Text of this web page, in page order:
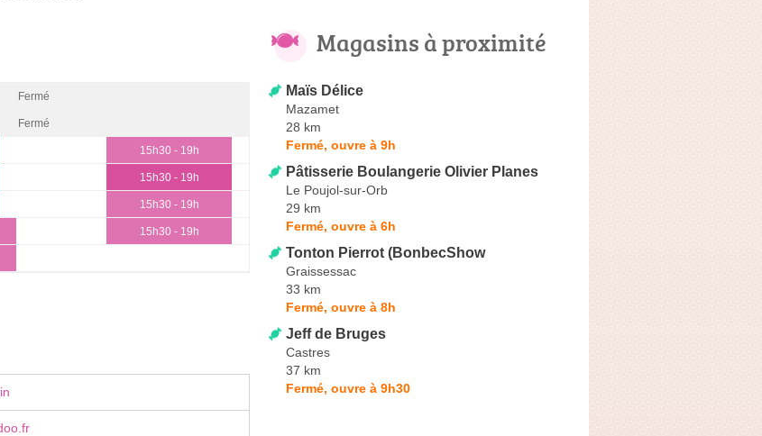
Fermé
Fermé
15h30 - 19h
15h30 - 19h
15h30 - 19h
15h30 - 19h
Magasins à proximité
Maïs Délice
Mazamet
28 km
Fermé, ouvre à 9h
Pâtisserie Boulangerie Olivier Planes
Le Poujol-sur-Orb
29 km
Fermé, ouvre à 6h
Tonton Pierrot (BonbecShow
Graissessac
33 km
Fermé, ouvre à 8h
Jeff de Bruges
Castres
37 km
Fermé, ouvre à 9h30